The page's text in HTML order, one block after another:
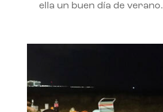
ella un buen día de verano.